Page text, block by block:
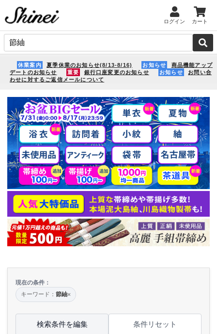
ログイン カート
休業案内 夏季休業のお知らせ(8/13-8/16) お知らせ
商品機能アップ
デートのお知らせ
重要 銀行口座変更のお知らせ お知らせ
お問い合
わせに対するご返信メールについて
現在の条件：
キーワード： 節紬×
検索条件を編集 条件リセット